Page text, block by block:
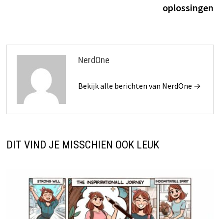
oplossingen
NerdOne
Bekijk alle berichten van NerdOne →
DIT VIND JE MISSCHIEN OOK LEUK